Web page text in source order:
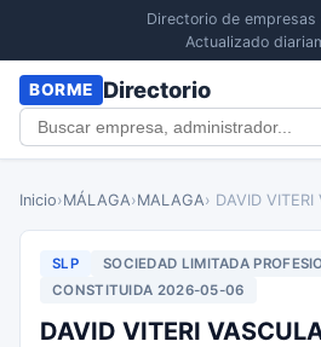
Directorio de empresas
Actualizado
BORME Directorio
Inicio›MÁLAGA›MALAGA› DAVID
SLP SOCIEDAD LIMITADA
CONSTITUIDA 2026-05-06
DAVID VITERI